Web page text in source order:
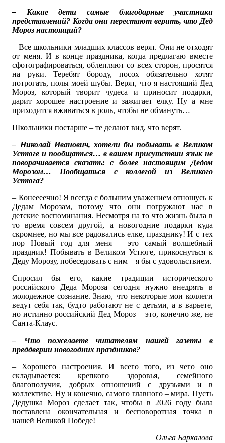
– Какие дети самые благодарные участники
представлений? Когда они перестают верить, что Дед
Мороз настоящий?
– Все школьники младших классов верят. Они не отходят
от меня. И в конце праздника, когда предлагаю вместе
сфотографироваться, облепляют со всех сторон, просятся
на руки. Теребят бороду, посох обязательно хотят
потрогать, полы моей шубы. Верят, что я настоящий Дед
Мороз, который творит чудеса и приносит подарки,
дарит хорошее настроение и зажигает елку. Ну а мне
приходится вживаться в роль, чтобы не обмануть…
Школьники постарше – те делают вид, что верят.
– Николай Иванович, хотели бы побывать в Великом
Устюге и пообщаться… в вашем присутствии язык не
поворачивается сказать: с более настоящим Дедом
Морозом… Пообщаться с коллегой из Великого
Устюга?
– Конеееечно! Я всегда с большим уважением отношусь к
Дедам Морозам, потому что они погружают нас в
детские воспоминания. Несмотря на то что жизнь была в
то время совсем другой, а новогодние подарки куда
скромнее, но мы все радовались елке, празднику! И с тех
пор Новый год для меня – это самый волшебный
праздник! Побывать в Великом Устюге, прикоснуться к
Деду Морозу, побеседовать с ним – я бы с удовольствием.
Спросил бы его, какие традиции исторического
российского Деда Мороза сегодня нужно внедрять в
молодежное сознание. Знаю, что некоторые мои коллеги
ведут себя так, будто работают не с детьми, а в варьете,
но истинно российский Дед Мороз – это, конечно же, не
Санта-Клаус.
– Что пожелаете читателям нашей газеты в
преддверии новогодних праздников?
– Хорошего настроения. И всего того, из чего оно
складывается: крепкого здоровья, семейного
благополучия, добрых отношений с друзьями и в
коллективе. Ну и конечно, самого главного – мира. Пусть
Дедушка Мороз сделает так, чтобы в 2026 году была
поставлена окончательная и бесповоротная точка в
нашей Великой Победе!
Ольга Баркалова